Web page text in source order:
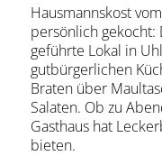
Stadtführungen
Citytour
Erlebnisse
Wein
Kultur
Hausmannskost
persönlich gekocht:
geführte Lokal in
gutbürgerlichen
Braten über
Salaten. Ob zu
Gasthaus hat
bieten.